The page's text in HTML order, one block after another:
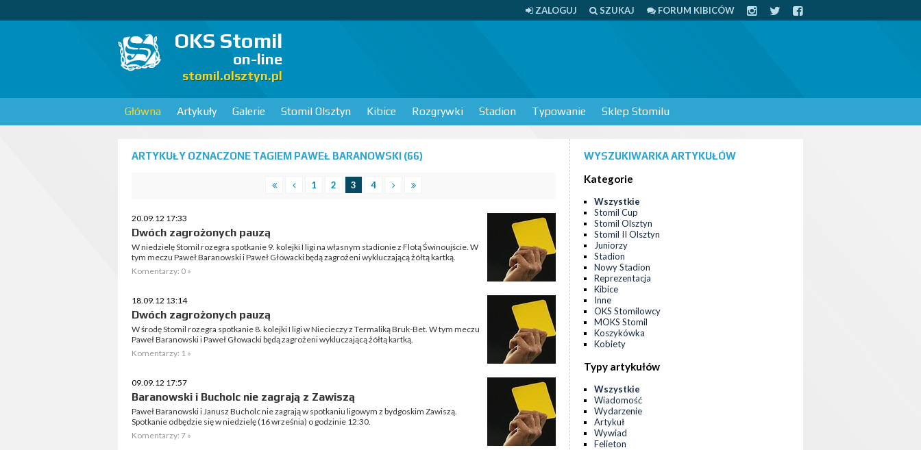
ZALOGUJ SZUKAJ FORUM KIBICÓW
OKS Stomil
on-line
stomil.olsztyn.pl
Główna Artykuły Galerie Stomil Olsztyn Kibice Rozgrywki Stadion Typowanie Sklep Stomilu
ARTYKUŁY OZNACZONE TAGIEM PAWEŁ BARANOWSKI (66)
1 2 3 4
20.09.12 17:33
Dwóch zagrożonych pauzą
W niedzielę Stomil rozegra spotkanie 9. kolejki I ligi na własnym stadionie z Flotą Świnoujście. W
tym meczu Paweł Baranowski i Paweł Głowacki będą zagrożeni wykluczającą żółtą kartką.
Komentarzy: 0 »
18.09.12 13:14
Dwóch zagrożonych pauzą
W środę Stomil rozegra spotkanie 8. kolejki I ligi w Niecieczy z Termaliką Bruk-Bet. W tym meczu
Paweł Baranowski i Paweł Głowacki będą zagrożeni wykluczającą żółtą kartką.
Komentarzy: 1 »
09.09.12 17:57
Baranowski i Bucholc nie zagrają z Zawiszą
Paweł Baranowski i Janusz Bucholc nie zagrają w spotkaniu ligowym z bydgoskim Zawiszą.
Spotkanie odbędzie się w niedzielę (16 września) o godzinie 12:30.
Komentarzy: 7 »
WYSZUKIWARKA ARTYKUŁÓW
Kategorie
Wszystkie
Stomil Cup
Stomil Olsztyn
Stomil II Olsztyn
Juniorzy
Stadion
Nowy Stadion
Reprezentacja
Kibice
Inne
OKS Stomilowcy
MOKS Stomil
Koszykówka
Kobiety
Typy artykułów
Wszystkie
Wiadomość
Wydarzenie
Artykuł
Wywiad
Felieton